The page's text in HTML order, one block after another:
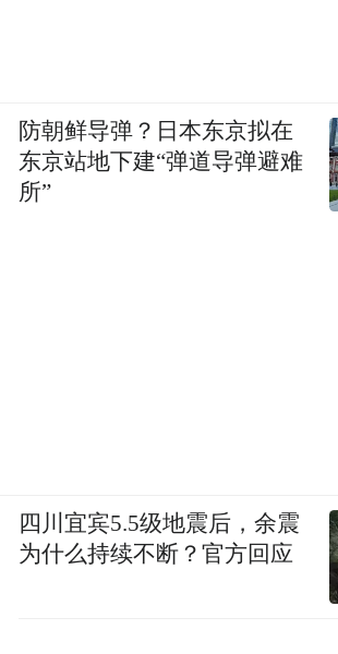
防朝鲜导弹？日本东京拟在
东京站地下建“弹道导弹避难
所”
四川宜宾5.5级地震后，余震
为什么持续不断？官方回应